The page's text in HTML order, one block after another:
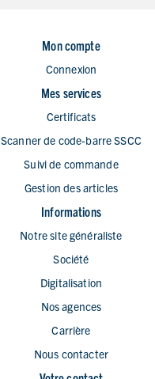
Mon compte
Connexion
Mes services
Certificats
Scanner de code-barre SSCC
Suivi de commande
Gestion des articles
Informations
Notre site généraliste
Société
Digitalisation
Nos agences
Carrière
Nous contacter